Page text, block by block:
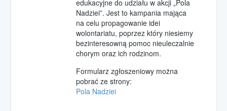
edukacyjne do udziału w akcji „Pola
Nadziei”. Jest to kampania mająca
na celu propagowanie idei
wolontariatu, poprzez który niesiemy
bezinteresowną pomoc nieuleczalnie
chorym oraz ich rodzinom.
Formularz zgłoszeniowy można
pobrać ze strony:
Pola Nadziei